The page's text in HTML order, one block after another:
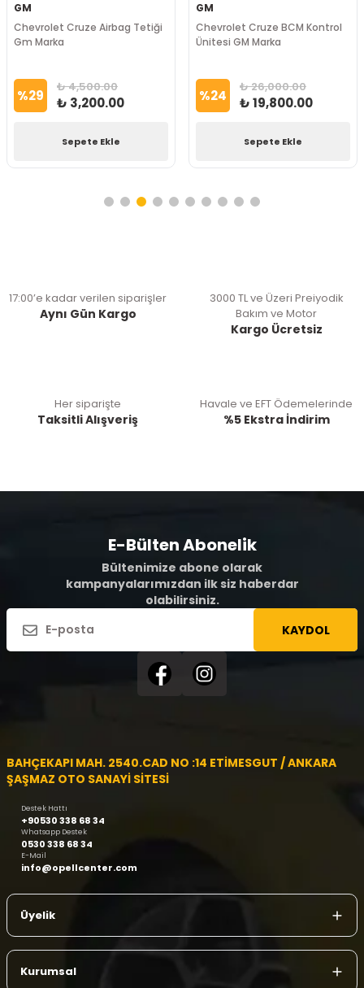
GM
Chevrolet Cruze Airbag Tetiği
Gm Marka
%29 ₺ 4,500.00
₺ 3,200.00
Sepete Ekle
GM
Chevrolet Cruze BCM Kontrol
Ünitesi GM Marka
%24 ₺ 26,000.00
₺ 19,800.00
Sepete Ekle
17:00’e kadar verilen siparişler
Aynı Gün Kargo
3000 TL ve Üzeri Preiyodik
Bakım ve Motor
Kargo Ücretsiz
Her siparişte
Taksitli Alışveriş
Havale ve EFT Ödemelerinde
%5 Ekstra İndirim
E-Bülten Abonelik
Bültenimize abone olarak
kampanyalarımızdan ilk siz haberdar
olabilirsiniz.
KAYDOL
BAHÇEKAPI MAH. 2540.CAD NO :14 ETİMESGUT / ANKARA
ŞAŞMAZ OTO SANAYİ SİTESİ
Destek Hattı
+90530 338 68 34
Whatsapp Destek
0530 338 68 34
E-Mail
info@opellcenter.com
Üyelik
Kurumsal